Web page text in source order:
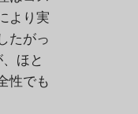
より実
たがっ
ほと
性でも